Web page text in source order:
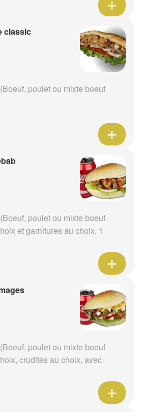
classic
poulet ou mixte boeuf
poulet ou mixte boeuf
et garnitures au choix, 1
poulet ou mixte boeuf
crudités au choix, avec